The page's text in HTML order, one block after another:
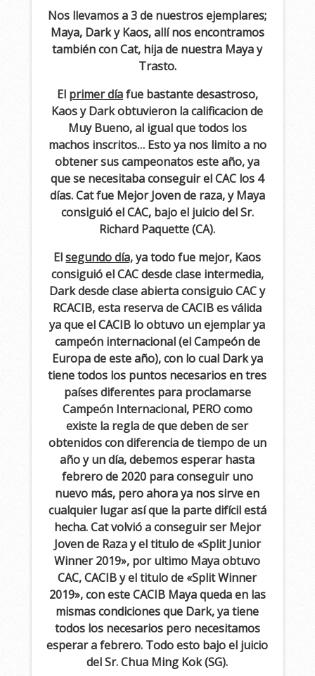
Nos llevamos a 3 de nuestros ejemplares;
Maya, Dark y Kaos, allí nos encontramos
también con Cat, hija de nuestra Maya y
Trasto.
El primer díafue bastante desastroso,
Kaos y Dark obtuvieron la calificacion de
Muy Bueno, al igual que todos los
machos inscritos… Esto ya nos limito a no
obtener sus campeonatos este año, ya
que se necesitaba conseguir el CAC los 4
días. Cat fue Mejor Joven de raza, y Maya
consiguió el CAC, bajo el juicio del Sr.
Richard Paquette (CA).
Elsegundodía,ya todo fue mejor, Kaos
consiguió el CAC desde clase intermedia,
Dark desde clase abierta consiguio CAC y
RCACIB, esta reserva de CACIB es válida
ya que el CACIB lo obtuvo un ejemplar ya
campeón internacional (el Campeón de
Europa de este año), con lo cual Dark ya
tiene todos los puntos necesarios en tres
países diferentes para proclamarse
Campeón Internacional, PERO como
existe la regla de que deben de ser
obtenidos con diferencia de tiempo de un
año y un día, debemos esperar hasta
febrero de 2020 para conseguir uno
nuevo más, pero ahora ya nos sirve en
cualquier lugar así que la parte difícil está
hecha. Cat volvió a conseguir ser Mejor
Joven de Raza y el titulo de «Split Junior
Winner 2019», por ultimo Maya obtuvo
CAC, CACIB y el titulo de «Split Winner
2019», con este CACIB Maya queda en las
mismas condiciones que Dark, ya tiene
todos los necesarios pero necesitamos
esperar a febrero. Todo esto bajo el juicio
del Sr. Chua Ming Kok (SG).